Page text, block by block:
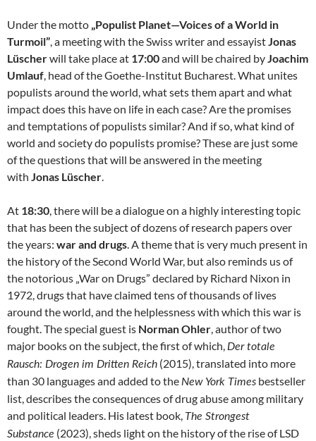
Under the motto „Populist Planet—Voices of a World in
Turmoil”, a meeting with the Swiss writer and essayistJonas
Lüscherwill take place at 17:00and will be chaired byJoachim
Umlauf, head of the Goethe-Institut Bucharest. What unites
populists around the world, what sets them apart and what
impact does this have on life in each case? Are the promises
and temptations of populists similar? And if so, what kind of
world and society do populists promise? These are just some
of the questions that will be answered in the meeting
with Jonas Lüscher.
At 18:30, there will be a dialogue on a highly interesting topic
that has been the subject of dozens of research papers over
the years: war and drugs. A theme that is very much present in
the history of the Second World War, but also reminds us of
the notorious „War on Drugs” declared by Richard Nixon in
1972, drugs that have claimed tens of thousands of lives
around the world, and the helplessness with which this war is
fought. The special guest is Norman Ohler, author of two
major books on the subject, the first of which, Der totale
Rausch: Drogen im Dritten Reich (2015), translated into more
than 30 languages and added to the New York Times bestseller
list, describes the consequences of drug abuse among military
and political leaders. His latest book, The Strongest
Substance (2023), sheds light on the history of the rise of LSD